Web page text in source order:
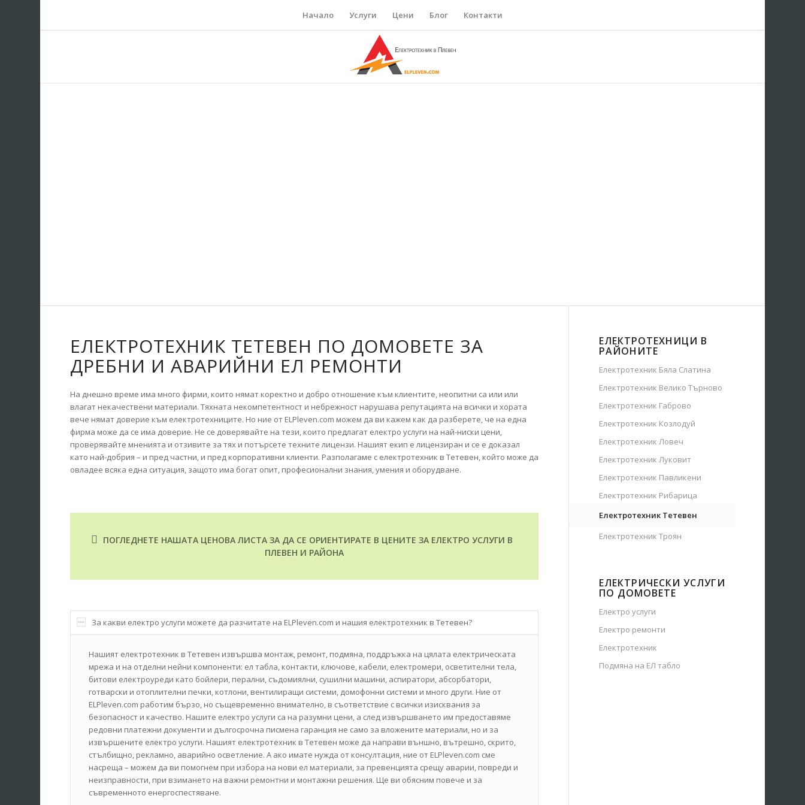
Начало Услуги Цени Блог Контакти
ЕЛЕКТРОТЕХНИК ТЕТЕВЕН ПО ДОМОВЕТЕ ЗА
ДРЕБНИ И АВАРИЙНИ ЕЛ РЕМОНТИ
На днешно време има много фирми, които нямат коректно и добро отношение към клиентите, неопитни са или или
влагат некачествени материали. Тяхната некомпетентност и небрежност нарушава репутацията на всички и хората
вече нямат доверие към електротехниците. Но ние от ELPleven.com можем да ви кажем как да разберете, че на една
фирма може да се има доверие. Не се доверявайте на тези, които предлагат електро услуги на най-ниски цени,
проверявайте мненията и отзивите за тях и потърсете техните лицензи. Нашият екип е лицензиран и се е доказал
като най-добрия – и пред частни, и пред корпоративни клиенти. Разполагаме с електротехник в Тетевен, който може да
овладее всяка една ситуация, защото има богат опит, професионални знания, умения и оборудване.
ПОГЛЕДНЕТЕ НАШАТА ЦЕНОВА ЛИСТА ЗА ДА СЕ ОРИЕНТИРАТЕ В ЦЕНИТЕ ЗА ЕЛЕКТРО УСЛУГИ В
ПЛЕВЕН И РАЙОНА
За какви електро услуги можете да разчитате на ELPleven.com и нашия електротехник в Тетевен?
Нашият електротехник в Тетевен извършва монтаж, ремонт, подмяна, поддръжка на цялата електрическата
мрежа и на отделни нейни компоненти: ел табла, контакти, ключове, кабели, електромери, осветителни тела,
битови електроуреди като бойлери, перални, съдомиялни, сушилни машини, аспиратори, абсорбатори,
готварски и отоплителни печки, котлони, вентилиращи системи, домофонни системи и много други. Ние от
ELPleven.com работим бързо, но същевременно внимателно, в съответствие с всички изисквания за
безопасност и качество. Нашите електро услуги са на разумни цени, а след извършването им предоставяме
редовни платежни документи и дългосрочна писмена гаранция не само за вложените материали, но и за
извършените електро услуги. Нашият електротехник в Тетевен може да направи външно, вътрешно, скрито,
стълбищно, рекламно, аварийно осветление. А ако имате нужда от консултация, ние от ELPleven.com сме
насреща – можем да ви помогнем при избора на нови ел материали, за превенцията срещу аварии, повреди и
неизправности, при взимането на важни ремонтни и монтажни решения. Ще ви обясним повече и за
съвременното енергоспестяване.
ЕЛЕКТРОТЕХНИЦИ В
РАЙОНИТЕ
Електротехник Бяла Слатина
Електротехник Велико Търново
Електротехник Габрово
Електротехник Козлодуй
Електротехник Ловеч
Електротехник Луковит
Електротехник Павликени
Електротехник Рибарица
Електротехник Тетевен
Електротехник Троян
ЕЛЕКТРИЧЕСКИ УСЛУГИ
ПО ДОМОВЕТЕ
Електро услуги
Електро ремонти
Електротехник
Подмяна на ЕЛ табло